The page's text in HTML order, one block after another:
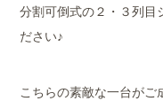
分割可倒式の２・３列目
ださい♪
こちらの素敵な一台がご